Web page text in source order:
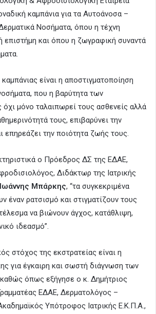
καμπάνια για τα Αυτοάνοσα –
Νοσήματα, όπου η τέχνη
επιστήμη και όπου η ζωγραφική συναντά
είναι η αποστιγματοποίηση
που η βαρύτητα των
μόνο ταλαιπωρεί τους ασθενείς αλλά
τους, επιβαρύνει την
επηρεάζει την ποιότητα ζωής τους.
ο Πρόεδρος ΔΣ της ΕΔΑΕ,
Διδάκτωρ της Ιατρικής
Ιωάννης Μπάρκης, “τα συγκεκριμένα
έναν ρατσισμό και στιγματίζουν τους
να βιώνουν άγχος, κατάθλιψη,
ιδεασμό”.
στόχος της εκστρατείας είναι η
για έγκαιρη και σωστή διάγνωση των
όπως εξήγησε ο κ. Δημήτριος
ΕΔΑΕ, Δερματολόγος –
Υπότροφος Ιατρικής Ε.Κ.Π.Α.,